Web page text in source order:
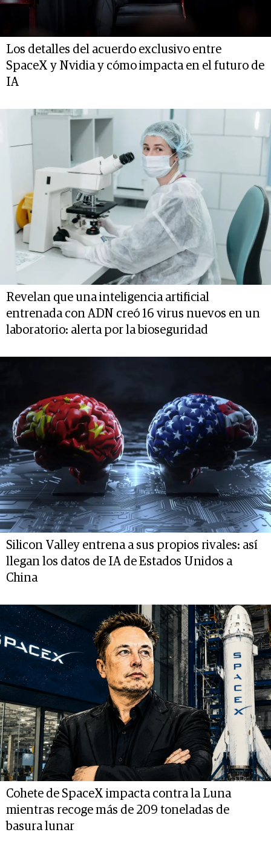
Los detalles del acuerdo exclusivo entre
SpaceX y Nvidia y cómo impacta en el futuro de
IA
Revelan que una inteligencia artificial
entrenada con ADN creó 16 virus nuevos en un
laboratorio: alerta por la bioseguridad
Silicon Valley entrena a sus propios rivales: así
llegan los datos de IA de Estados Unidos a
China
Cohete de SpaceX impacta contra la Luna
mientras recoge más de 209 toneladas de
basura lunar